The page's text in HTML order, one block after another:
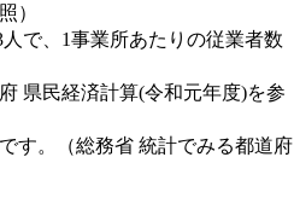
）
で、1事業所あたりの従業者数
県民経済計算(令和元年度)を参
す。（総務省 統計でみる都道府